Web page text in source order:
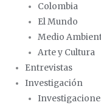
Colombia
El Mundo
Medio
Arte y Cultura
Entrevistas
Investigación